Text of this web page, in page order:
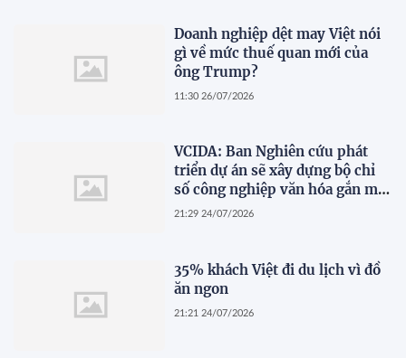
Doanh nghiệp dệt may Việt nói
gì về mức thuế quan mới của
ông Trump?
11:30 26/07/2026
VCIDA: Ban Nghiên cứu phát
triển dự án sẽ xây dựng bộ chỉ
số công nghiệp văn hóa gắn mã
ngành kinh tế
21:29 24/07/2026
35% khách Việt đi du lịch vì đồ
ăn ngon
21:21 24/07/2026